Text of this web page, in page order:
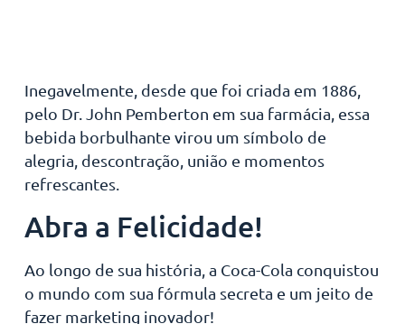
Inegavelmente, desde que foi criada em 1886,
pelo Dr. John Pemberton em sua farmácia, essa
bebida borbulhante virou um símbolo de
alegria, descontração, união e momentos
refrescantes.
Abra a Felicidade!
Ao longo de sua história, a Coca-Cola conquistou
o mundo com sua fórmula secreta e um jeito de
fazer marketing inovador!